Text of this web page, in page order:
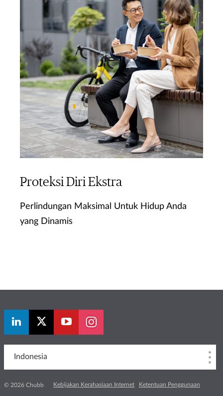
Proteksi Diri Ekstra
Perlindungan Maksimal Untuk Hidup Anda
yang Dinamis
Indonesia
© 2026 Chubb Kebijakan Kerahasiaan Internet Ketentuan Penggunaan